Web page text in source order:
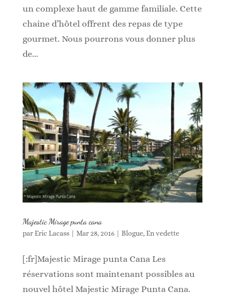
un complexe haut de gamme familiale. Cette
chaine d’hôtel offrent des repas de type
gourmet. Nous pourrons vous donner plus
de...
Majestic Mirage punta cana
parEric Lacass| Mar 28, 2016| Blogue,En vedette
[:fr]Majestic Mirage punta Cana Les
réservations sont maintenant possibles au
nouvel hôtel Majestic Mirage Punta Cana.